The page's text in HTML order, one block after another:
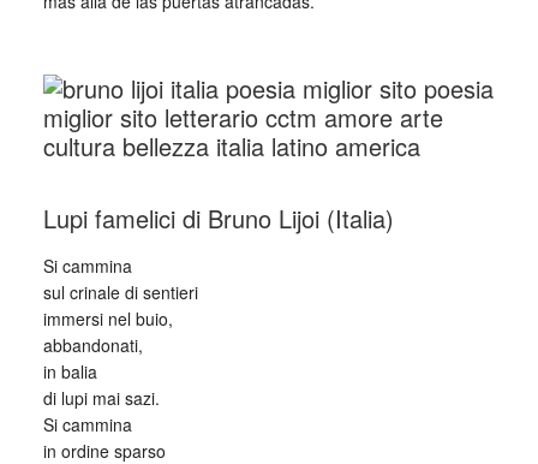
Lupi famelici di Bruno Lijoi (Italia)
Si cammina
sul crinale di sentieri
immersi nel buio,
abbandonati,
in balia
di lupi mai sazi.
Si cammina
in ordine sparso